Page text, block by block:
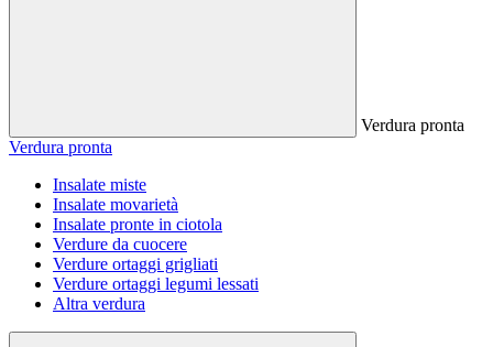
Verdura pronta
Verdura pronta
Insalate miste
Insalate movarietà
Insalate pronte in ciotola
Verdure da cuocere
Verdure ortaggi grigliati
Verdure ortaggi legumi lessati
Altra verdura